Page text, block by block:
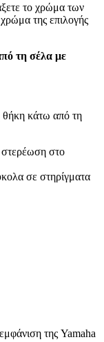
το χρώμα των
της επιλογής
τη σέλα με
θήκη κάτω από τη
στερέωση στο
σε στηρίγματα
της Yamaha